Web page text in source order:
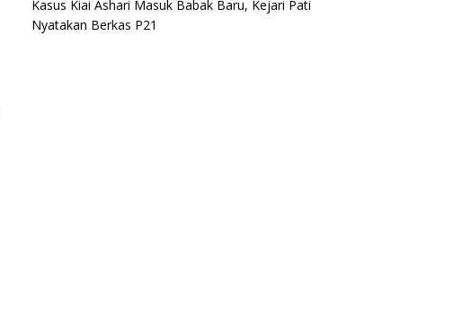
Kasus Kiai Ashari Masuk Babak Baru, Kejari Pati
Nyatakan Berkas P21